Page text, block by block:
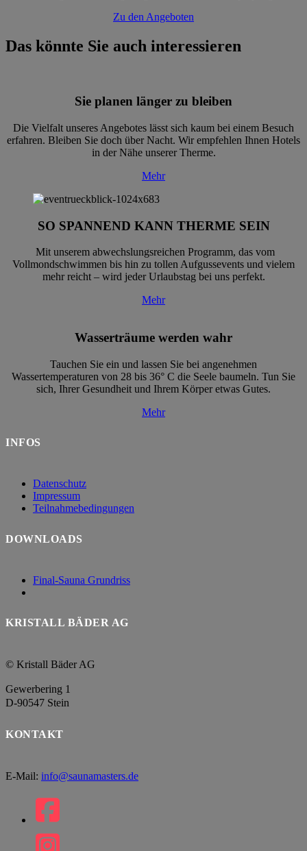
Zu den Angeboten
Das könnte Sie auch interessieren
Sie planen länger zu bleiben
Die Vielfalt unseres Angebotes lässt sich kaum bei einem Besuch
erfahren. Bleiben Sie doch über Nacht. Wir empfehlen Ihnen Hotels
in der Nähe unserer Therme.
Mehr
SO SPANNEND KANN THERME SEIN
Mit unserem abwechslungsreichen Programm, das vom
Vollmondschwimmen bis hin zu tollen Aufgussevents und vielem
mehr reicht – wird jeder Urlaubstag bei uns perfekt.
Mehr
Wasserträume werden wahr
Tauchen Sie ein und lassen Sie bei angenehmen
Wassertemperaturen von 28 bis 36° C die Seele baumeln. Tun Sie
sich, Ihrer Gesundheit und Ihrem Körper etwas Gutes.
Mehr
INFOS
Datenschutz
Impressum
Teilnahmebedingungen
DOWNLOADS
Final-Sauna Grundriss
KRISTALL BÄDER AG
© Kristall Bäder AG
Gewerbering 1
D-90547 Stein
KONTAKT
E-Mail: info@saunamasters.de